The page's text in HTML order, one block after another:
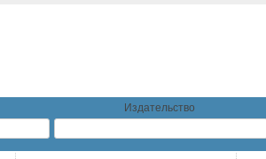
Издательство